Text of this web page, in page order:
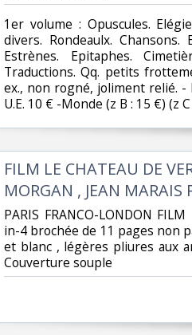
‎1er volume : Opuscules.
divers. Rondeaulx.
Estrènes. Epitaphes.
Traductions. Qq. petits
ex., non rogné, joliment relié. -
U.E. 10 € -Monde (z B : 15 €) (z
‎FILM LE CHATEAU DE
MORGAN , JEAN MARAIS
‎PARIS FRANCO-LONDON
in-4 brochée de 11 pages non
et blanc , légères pliures aux
Couverture souple ‎